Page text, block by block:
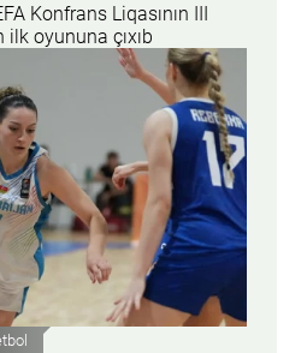
Konfrans Liqasının III
oyununa çıxıb